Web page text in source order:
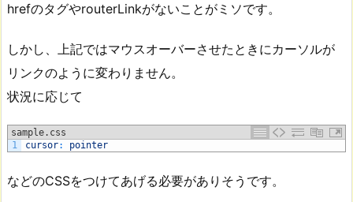
hrefのタグやrouterLinkがないことがミソです。
しかし、上記ではマウスオーバーさせたときにカーソルが
リンクのように変わりません。
状況に応じて
sample.css
1
cursor: pointer
などのCSSをつけてあげる必要がありそうです。